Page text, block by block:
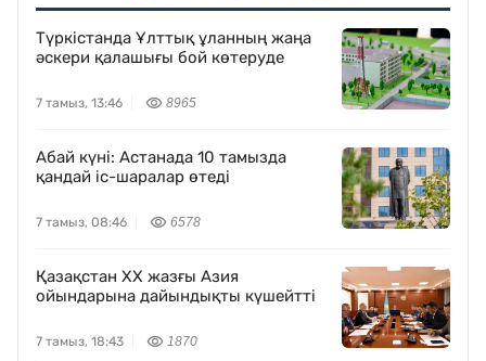
Түркістанда Ұлттық ұланның жаңа
әскери қалашығы бой көтеруде
7 тамыз, 13:46 8965
Абай күні: Астанада 10 тамызда
қандай іс-шаралар өтеді
7 тамыз, 08:46 6578
Қазақстан XX жазғы Азия
ойындарына дайындықты күшейтті
7 тамыз, 18:43 1870